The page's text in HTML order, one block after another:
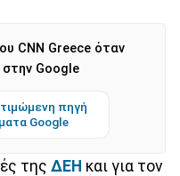
CNN Greece όταν
στην Google
πηγή
Google
της ΔΕΗ και για τον